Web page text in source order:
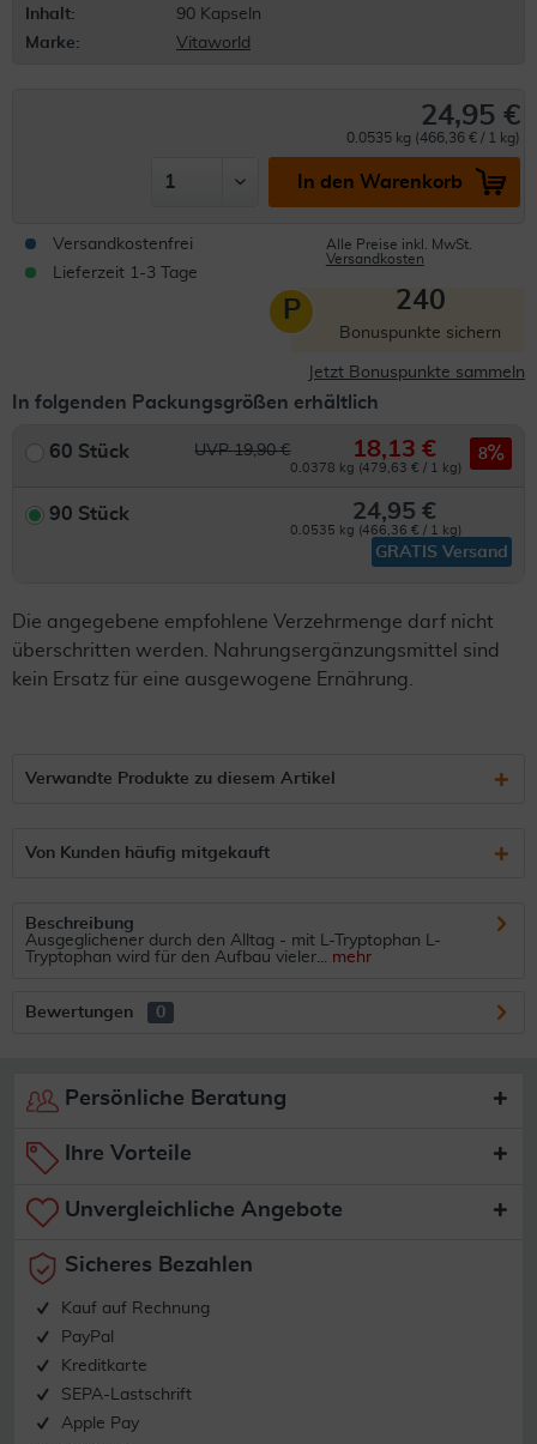
Inhalt:
90 Kapseln
Marke:
Vitaworld
24,95 €
0.0535 kg (466,36 € / 1 kg)
In den Warenkorb
Versandkostenfrei
Lieferzeit 1-3 Tage
Alle Preise inkl. MwSt.
Versandkosten
P 240
Bonuspunkte sichern
Jetzt Bonuspunkte sammeln
In folgenden Packungsgrößen erhältlich
60 Stück UVP 19,90 € 18,13 €
0.0378 kg (479,63 € / 1 kg)
8
90 Stück 24,95 €
0.0535 kg (466,36 € / 1 kg)
GRATIS Versand
Die angegebene empfohlene Verzehrmenge darf nicht
überschritten werden. Nahrungsergänzungsmittel sind
kein Ersatz für eine ausgewogene Ernährung.
Verwandte Produkte zu diesem Artikel
Von Kunden häufig mitgekauft
Beschreibung
Ausgeglichener durch den Alltag - mit L-Tryptophan L-
Tryptophan wird für den Aufbau vieler... mehr
Bewertungen 0
Persönliche Beratung
Ihre Vorteile
Unvergleichliche Angebote
Sicheres Bezahlen
Kauf auf Rechnung
PayPal
Kreditkarte
SEPA-Lastschrift
Apple Pay